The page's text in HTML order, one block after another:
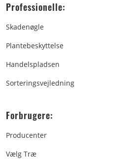
Professionelle:
Skadenøgle
Plantebeskyttelse
Handelspladsen
Sorteringsvejledning
Forbrugere:
Producenter
Vælg Træ